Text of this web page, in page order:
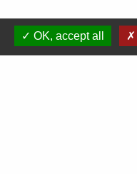
OK, accept all